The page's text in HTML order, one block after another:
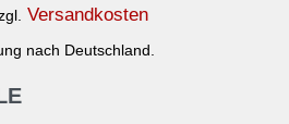
Versandkosten
nach Deutschland.